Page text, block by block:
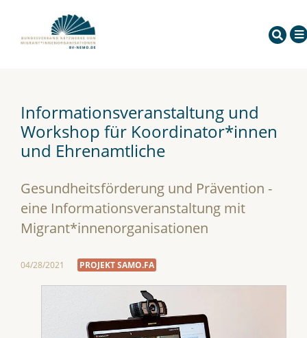
Informationsveranstaltung und
Workshop für Koordinator*innen
und Ehrenamtliche
Gesundheitsförderung und Prävention -
eine Informationsveranstaltung mit
Migrant*innenorganisationen
04/28/2021 PROJEKT SAMO.FA